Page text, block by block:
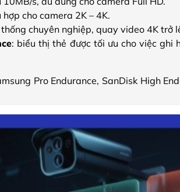
cho camera 2K – 4K.
chuyên nghiệp, quay video 4K trở
: biểu thị thẻ được tối ưu cho việc ghi
Pro Endurance, SanDisk High